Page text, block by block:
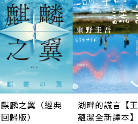
麒麟之翼（經典
回歸版）
湖畔的謊言【王
蘊潔全新譯本】